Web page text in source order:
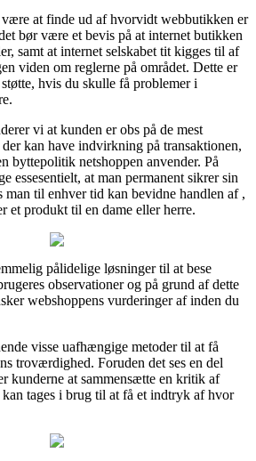
at finde ud af hvorvidt webbutikken er
bør være et bevis på at internet butikken
samt at internet selskabet tit kigges til af
viden om reglerne på området. Dette er
hvis du skulle få problemer i
vi at kunden er obs på de mest
kan have indvirkning på transaktionen,
byttepolitik netshoppen anvender. På
essesentielt, at man permanent sikrer sin
man til enhver tid kan bevidne handlen af ,
et produkt til en dame eller herre.
pålidelige løsninger til at bese
observationer og på grund af dette
webshoppens vurderinger af inden du
visse uafhængige metoder til at få
troværdighed. Foruden det ses en del
kunderne at sammensætte en kritik af
tages i brug til at få et indtryk af hvor